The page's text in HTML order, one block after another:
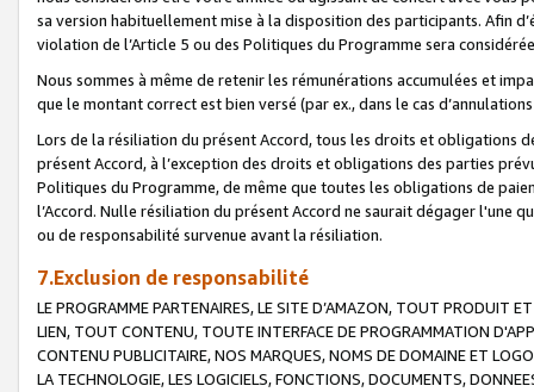
sa version habituellement mise à la disposition des participants. Afin
violation de l’Article 5 ou des Politiques du Programme sera
Nous sommes à même de retenir les rémunérations accumulées et
que le montant correct est bien versé (par ex., dans le cas
Lors de la résiliation du présent Accord, tous les droits et obligations
présent Accord, à l’exception des droits et obligations des parties
Politiques du Programme, de même que toutes les obligations de
l’Accord. Nulle résiliation du présent Accord ne saurait dégager l'une
ou de responsabilité survenue avant la résiliation.
7.Exclusion de responsabilité
LE PROGRAMME PARTENAIRES, LE SITE D’AMAZON, TOUT PRODUIT
LIEN, TOUT CONTENU, TOUTE INTERFACE DE PROGRAMMATION
CONTENU PUBLICITAIRE, NOS MARQUES, NOMS DE DOMAINE ET
LA TECHNOLOGIE, LES LOGICIELS, FONCTIONS, DOCUMENTS,